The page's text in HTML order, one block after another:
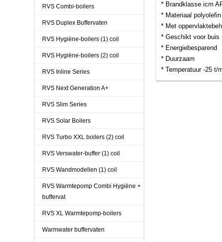
RVS Combi-boilers
RVS Duplex Buffervaten
RVS Hygiëne-boilers (1) coil
RVS Hygiëne-boilers (2) coil
RVS Inline Series
RVS Next Generation A+
RVS Slim Series
RVS Solar Boilers
RVS Turbo XXL boilers (2) coil
RVS Verswater-buffer (1) coil
RVS Wandmodellen (1) coil
RVS Warmtepomp Combi Hygiëne +
buffervat
RVS XL Warmtepomp-boilers
Warmwater buffervaten
* Brandklasse icm
* Materiaal polyolefin
* Met
* Geschikt voor buis
* Energiebesparend
* Duurzaam
* Temperatuur -25 t/